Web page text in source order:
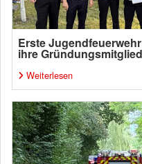
Erste
ihre
Weiterlesen